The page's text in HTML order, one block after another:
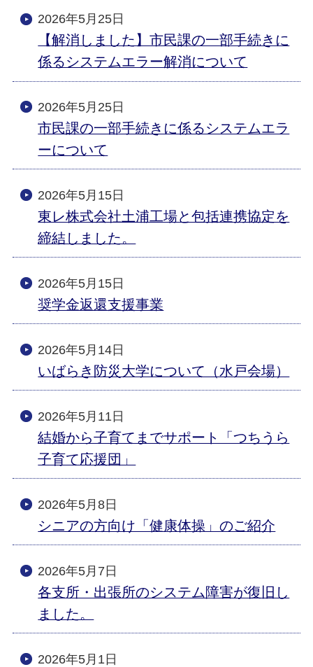
2026年5月25日
【解消しました】市民課の一部手続きに
係るシステムエラー解消について
2026年5月25日
市民課の一部手続きに係るシステムエラ
ーについて
2026年5月15日
東レ株式会社土浦工場と包括連携協定を
締結しました。
2026年5月15日
奨学金返還支援事業
2026年5月14日
いばらき防災大学について（水戸会場）
2026年5月11日
結婚から子育てまでサポート「つちうら
子育て応援団」
2026年5月8日
シニアの方向け「健康体操」のご紹介
2026年5月7日
各支所・出張所のシステム障害が復旧し
ました。
2026年5月1日